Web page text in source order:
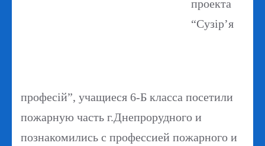
проекта
“Сузір’я
професій”, учащиеся 6-Б класса посетили
пожарную часть г.Днепрорудного и
познакомились с профессией пожарного и